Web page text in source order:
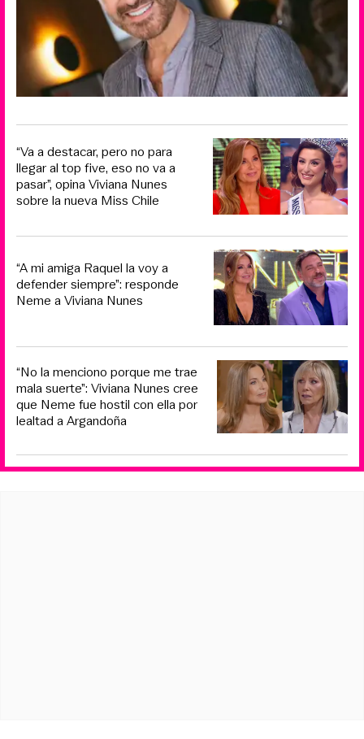
“Va a destacar, pero no para
llegar al top five, eso no va a
pasar”, opina Viviana Nunes
sobre la nueva Miss Chile
“A mi amiga Raquel la voy a
defender siempre”: responde
Neme a Viviana Nunes
“No la menciono porque me trae
mala suerte”: Viviana Nunes cree
que Neme fue hostil con ella por
lealtad a Argandoña